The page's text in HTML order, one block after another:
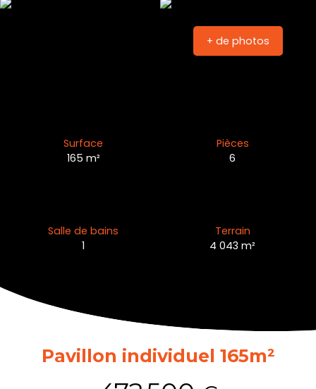
+ de photos
Surface
165 m²
Pièces
6
Salle de bains
1
Terrain
4 043m²
Pavillon individuel 165m²